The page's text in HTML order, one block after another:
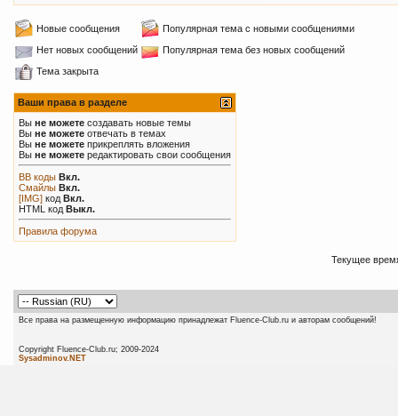
Новые сообщения
Популярная тема с новыми сообщениями
Нет новых сообщений
Популярная тема без новых сообщений
Тема закрыта
Ваши права в разделе
Вы не можете создавать новые темы
Вы не можете отвечать в темах
Вы не можете прикреплять вложения
Вы не можете редактировать свои сообщения
BB коды Вкл.
Смайлы Вкл.
[IMG] код Вкл.
HTML код Выкл.
Правила форума
Текущее
Все права на размещенную информацию принадлежат Fluence-Club.ru и авторам сообщений!
Copyright Fluence-Club.ru;
Sysadminov.NET